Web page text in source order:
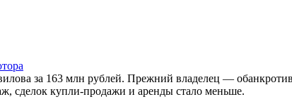
за 163 млн рублей. Прежний владелец —
сделок купли-продажи и аренды стало меньше.